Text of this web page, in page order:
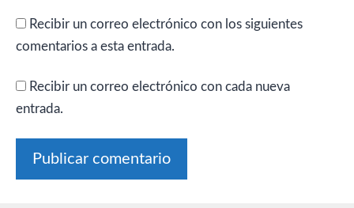
Recibir un correo electrónico con los siguientes
comentarios a esta entrada.
Recibir un correo electrónico con cada nueva
entrada.